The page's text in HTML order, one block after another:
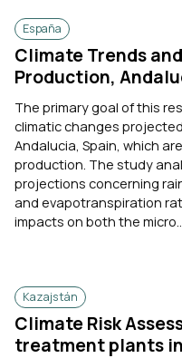
España
Climate Trends
Production,
The primary goal of this
climatic changes
Andalucia, Spain, which
production. The study
projections concerning
and evapotranspiration
impacts on both the micro...
Kazajstán
Climate Risk
treatment plants